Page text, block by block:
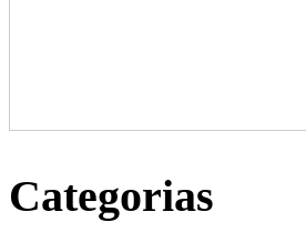
Categorias